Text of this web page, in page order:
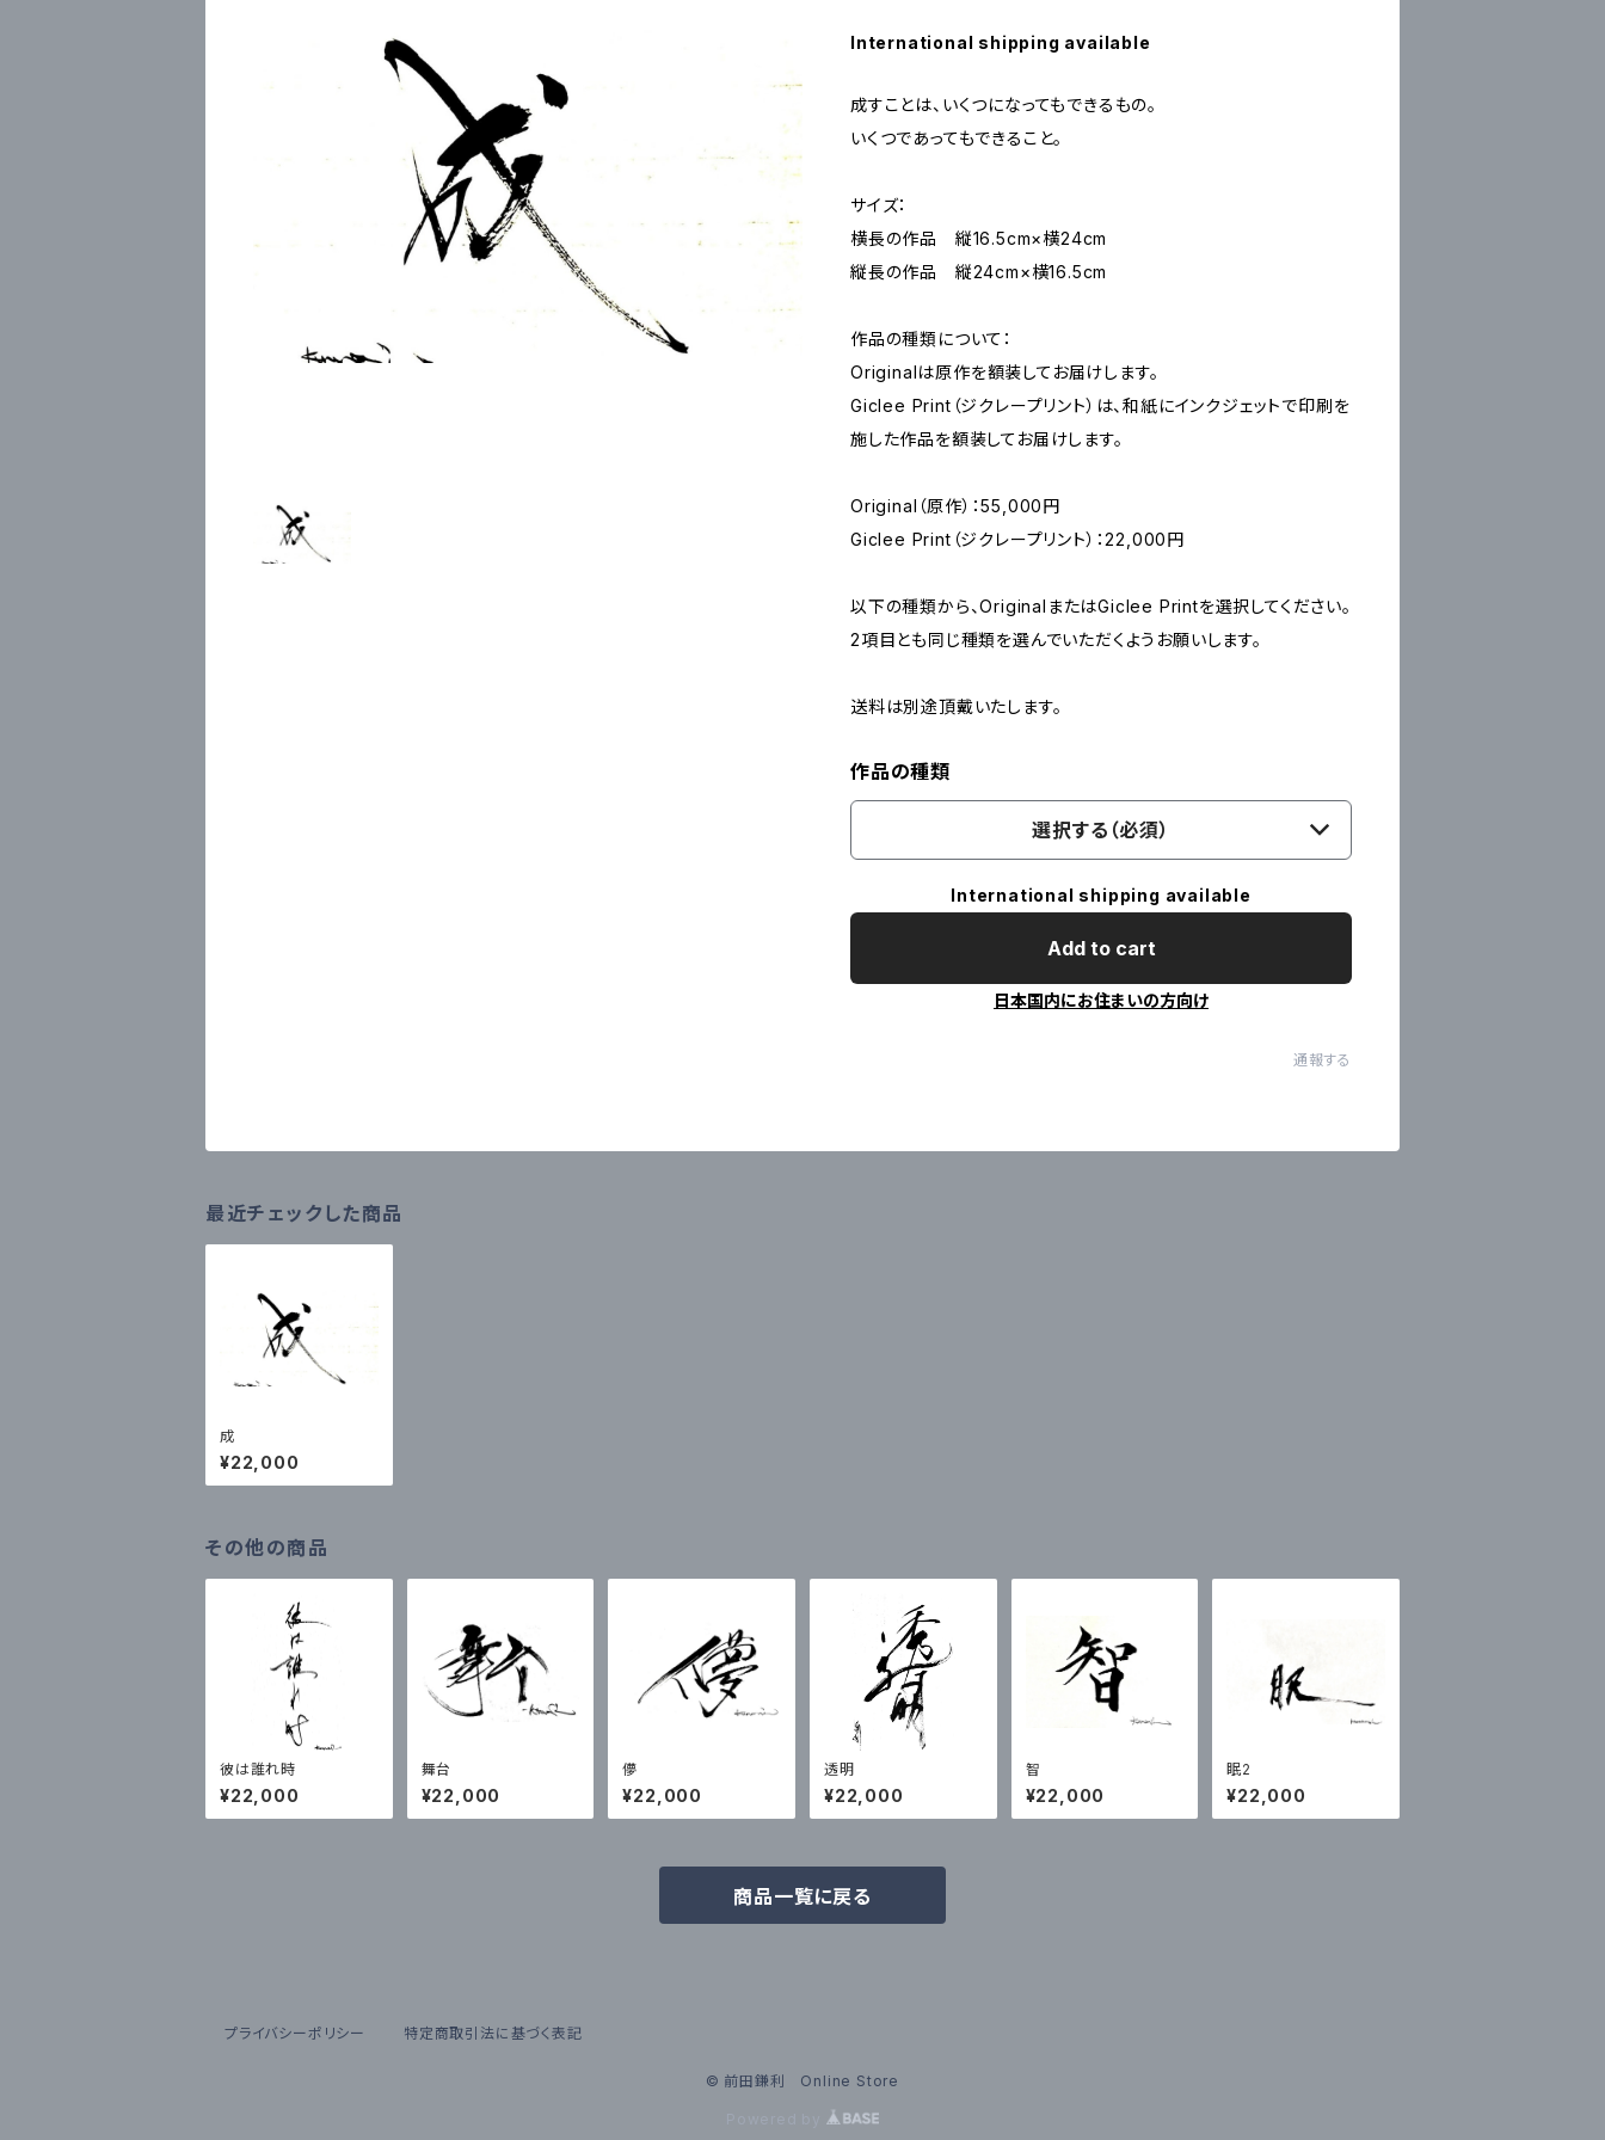
International shipping available
成すことは、いくつになってもできるもの。
いくつであってもできること。
サイズ：
横長の作品 縦16.5cm×横24cm
縦長の作品 縦24cm×横16.5cm
作品の種類について：
Originalは原作を額装してお届けします。
Giclee Print（ジクレープリント）は、和紙にインクジェットで印刷を
施した作品を額装してお届けします。
Original（原作）：55,000円
Giclee Print（ジクレープリント）：22,000円
以下の種類から、OriginalまたはGiclee Printを選択してください。
2項目とも同じ種類を選んでいただくようお願いします。
送料は別途頂戴いたします。
作品の種類
選択する（必須）
International shipping available
Add to cart
日本国内にお住まいの方向け
通報する
最近チェックした商品
成
¥22,000
その他の商品
彼は誰れ時
¥22,000
舞台
¥22,000
儚
¥22,000
透明
¥22,000
智
¥22,000
眠2
¥22,000
商品一覧に戻る
プライバシーポリシー 特定商取引法に基づく表記
© 前田鎌利 Online Store